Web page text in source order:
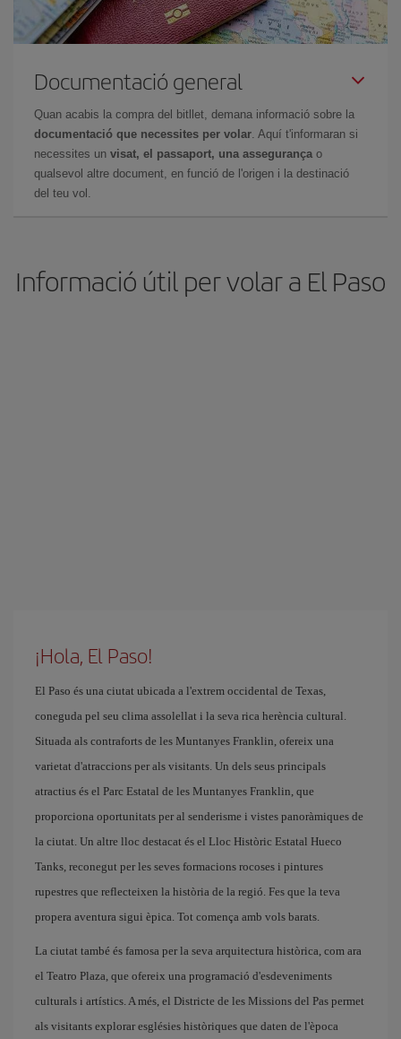
Documentació general
Quan acabis la compra del bitllet, demana informació sobre la
documentació que necessites per volar . Aquí t'informaran si
necessites un visat, el passaport, una assegurança o
qualsevol altre document, en funció de l'origen i la destinació
del teu vol.
Informació útil per volar a El Paso
¡Hola, El Paso!
El Paso és una ciutat ubicada a l'extrem occidental de Texas,
coneguda pel seu clima assolellat i la seva rica herència cultural.
Situada als contraforts de les Muntanyes Franklin, ofereix una
varietat d'atraccions per als visitants. Un dels seus principals
atractius és el Parc Estatal de les Muntanyes Franklin, que
proporciona oportunitats per al senderisme i vistes panoràmiques de
la ciutat. Un altre lloc destacat és el Lloc Històric Estatal Hueco
Tanks, reconegut per les seves formacions rocoses i pintures
rupestres que reflecteixen la història de la regió. Fes que la teva
propera aventura sigui èpica. Tot comença amb vols barats. ​
La ciutat també és famosa per la seva arquitectura històrica, com ara
el Teatro Plaza, que ofereix una programació d'esdeveniments
culturals i artístics. A més, el Districte de les Missions del Pas permet
als visitants explorar esglésies històriques que daten de l'època